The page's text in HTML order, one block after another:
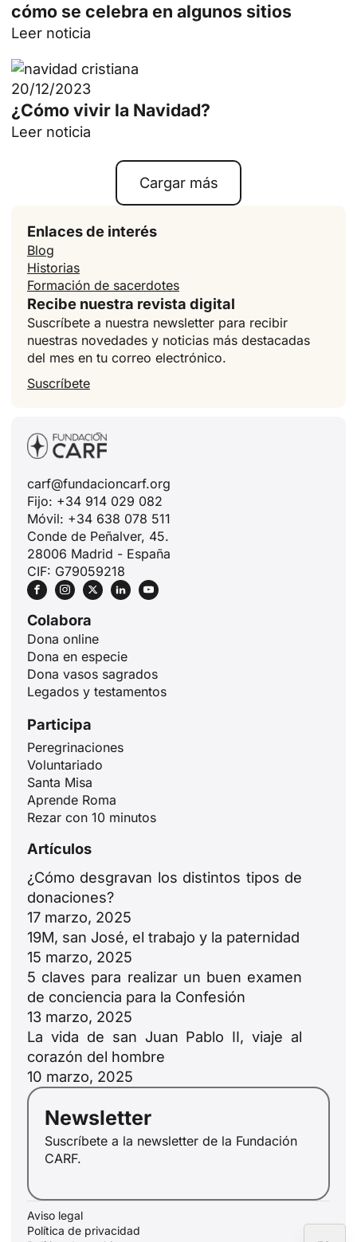
cómo se celebra en algunos sitios
Leer noticia
20/12/2023
¿Cómo vivir la Navidad?
Leer noticia
Cargar más
Enlaces de interés
Blog
Historias
Formación de sacerdotes
Recibe nuestra revista digital
Suscríbete a nuestra newsletter para recibir
nuestras novedades y noticias más destacadas
del mes en tu correo electrónico.
Suscríbete
carf@fundacioncarf.org
Fijo: +34 914 029 082
Móvil: +34 638 078 511
Conde de Peñalver, 45.
28006 Madrid - España
CIF: G79059218
Colabora
Dona online
Dona en especie
Dona vasos sagrados
Legados y testamentos
Participa
Peregrinaciones
Voluntariado
Santa Misa
Aprende Roma
Rezar con 10 minutos
Artículos
¿Cómo desgravan los distintos tipos de
donaciones?
17 marzo, 2025
19M, san José, el trabajo y la paternidad
15 marzo, 2025
5 claves para realizar un buen examen
de conciencia para la Confesión
13 marzo, 2025
La vida de san Juan Pablo II, viaje al
corazón del hombre
10 marzo, 2025
Newsletter
Suscríbete a la newsletter de la Fundación
CARF.
Aviso legal
Política de privacidad
IT
RU